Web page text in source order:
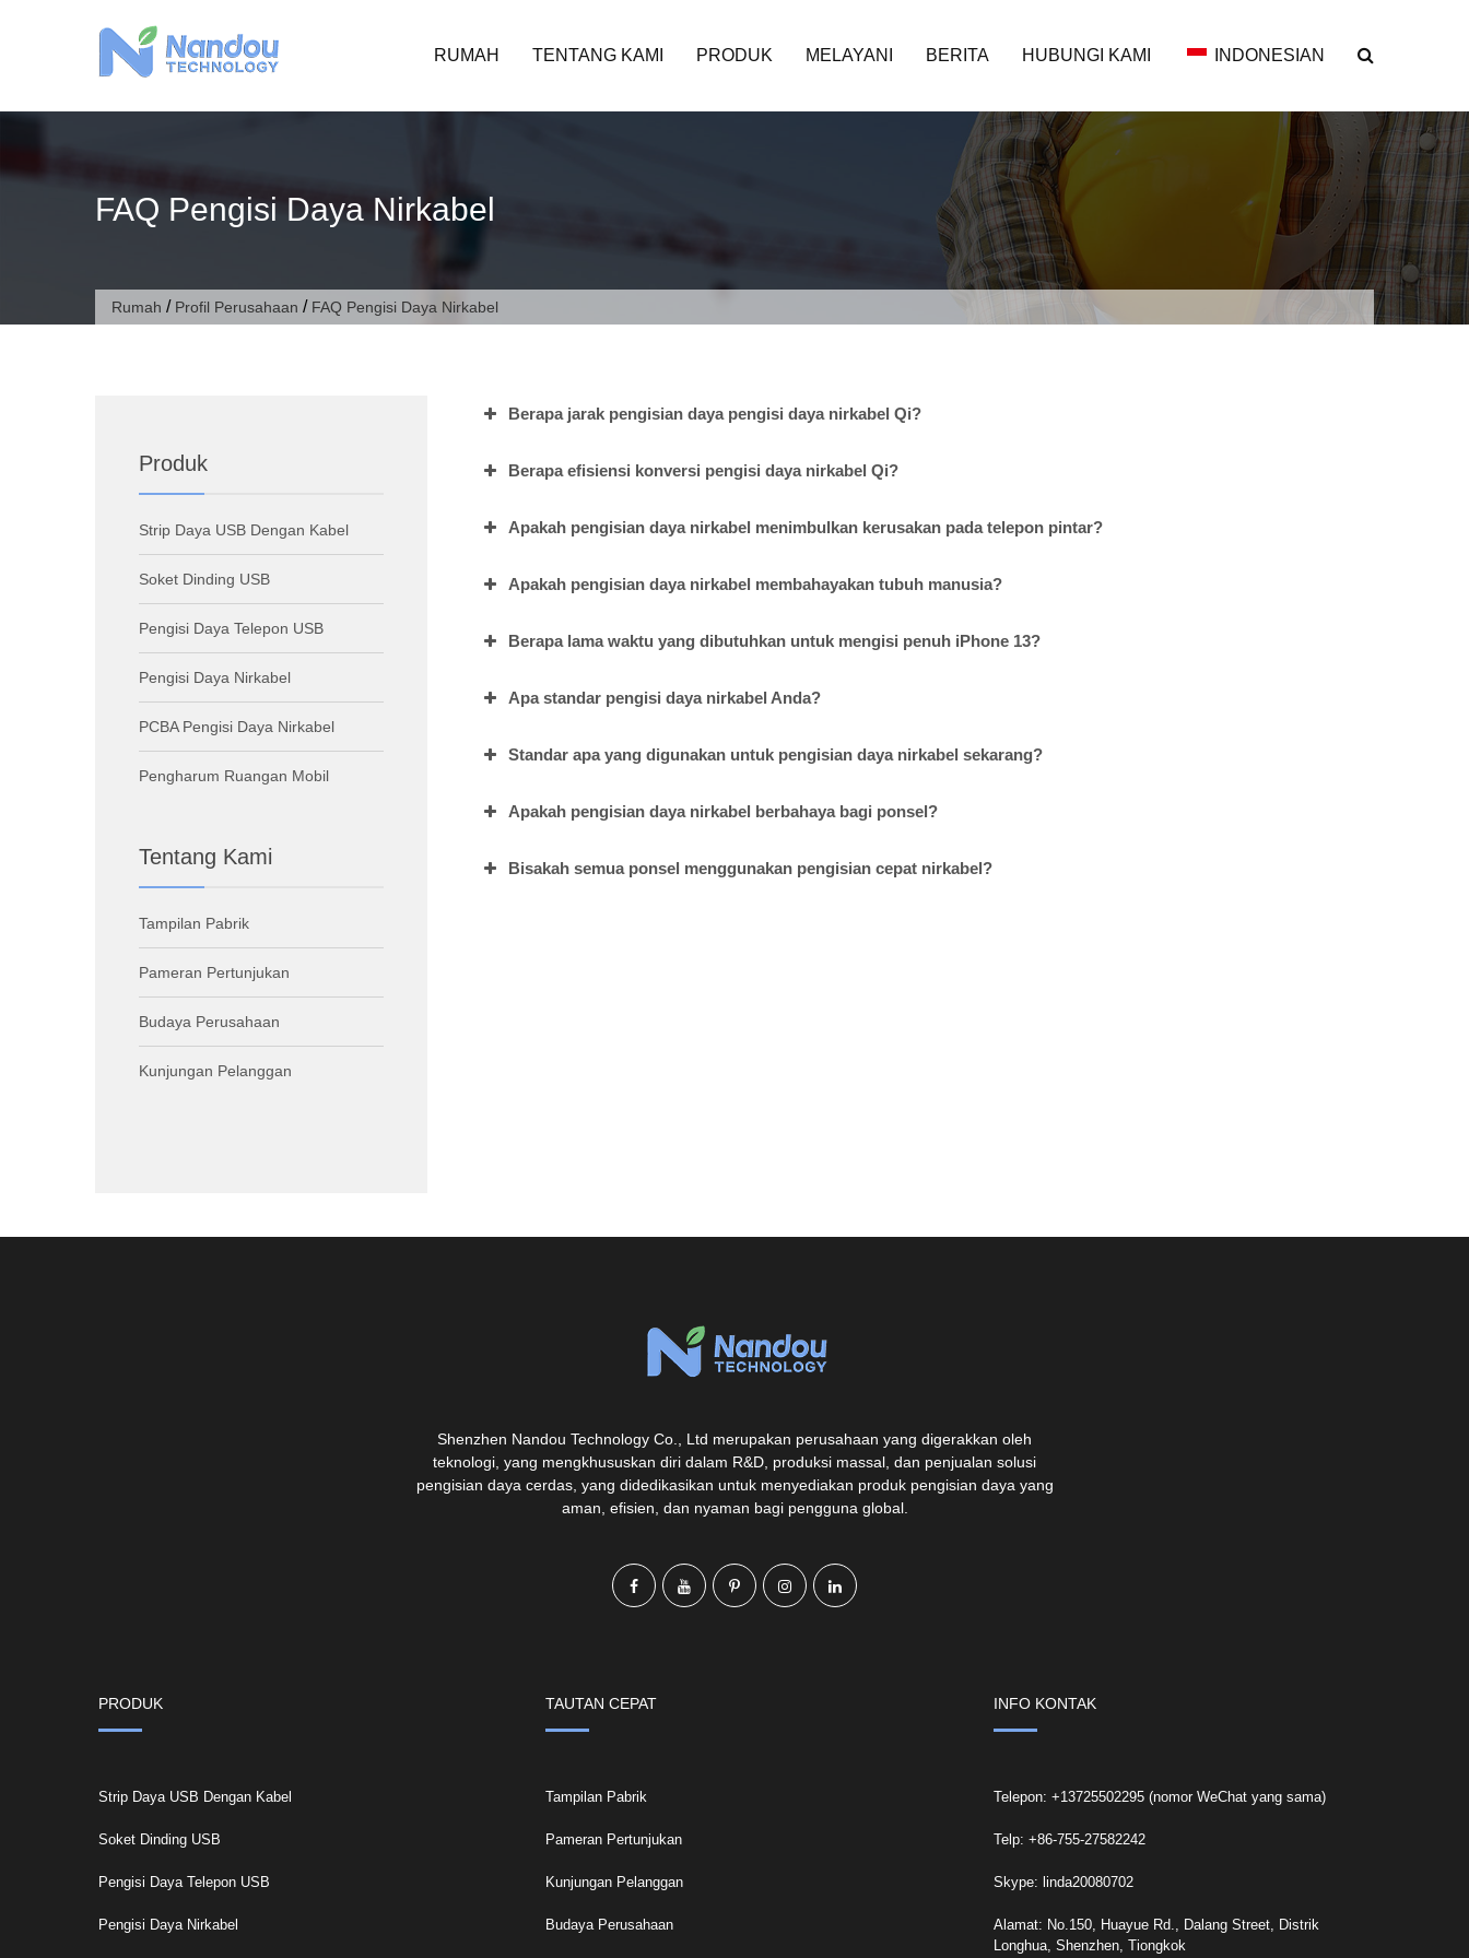
RUMAH TENTANG KAMI PRODUK MELAYANI BERITA HUBUNGI KAMI INDONESIAN
FAQ Pengisi Daya Nirkabel
Rumah / Profil Perusahaan / FAQ Pengisi Daya Nirkabel
Berapa jarak pengisian daya pengisi daya nirkabel Qi?
Berapa efisiensi konversi pengisi daya nirkabel Qi?
Apakah pengisian daya nirkabel menimbulkan kerusakan pada telepon pintar?
Apakah pengisian daya nirkabel membahayakan tubuh manusia?
Berapa lama waktu yang dibutuhkan untuk mengisi penuh iPhone 13?
Apa standar pengisi daya nirkabel Anda?
Standar apa yang digunakan untuk pengisian daya nirkabel sekarang?
Apakah pengisian daya nirkabel berbahaya bagi ponsel?
Bisakah semua ponsel menggunakan pengisian cepat nirkabel?
Produk
Strip Daya USB Dengan Kabel
Soket Dinding USB
Pengisi Daya Telepon USB
Pengisi Daya Nirkabel
PCBA Pengisi Daya Nirkabel
Pengharum Ruangan Mobil
Tentang Kami
Tampilan Pabrik
Pameran Pertunjukan
Budaya Perusahaan
Kunjungan Pelanggan
Shenzhen Nandou Technology Co., Ltd merupakan perusahaan yang digerakkan oleh
teknologi, yang mengkhususkan diri dalam R&D, produksi massal, dan penjualan solusi
pengisian daya cerdas, yang didedikasikan untuk menyediakan produk pengisian daya yang
aman, efisien, dan nyaman bagi pengguna global.
PRODUK
Strip Daya USB Dengan Kabel
Soket Dinding USB
Pengisi Daya Telepon USB
Pengisi Daya Nirkabel
TAUTAN CEPAT
Tampilan Pabrik
Pameran Pertunjukan
Kunjungan Pelanggan
Budaya Perusahaan
INFO KONTAK
Telepon: +13725502295 (nomor WeChat yang sama)
Telp: +86-755-27582242
Skype: linda20080702
Alamat: No.150, Huayue Rd., Dalang Street, Distrik
Longhua, Shenzhen, Tiongkok